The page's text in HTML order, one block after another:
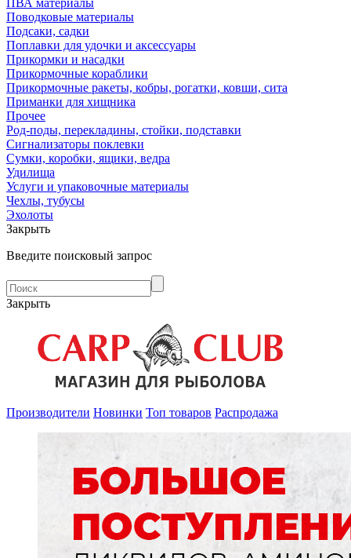
ПВА материалы
Поводковые материалы
Подсаки, садки
Поплавки для удочки и аксессуары
Прикормки и насадки
Прикормочные кораблики
Прикормочные ракеты, кобры, рогатки, ковши, сита
Приманки для хищника
Прочее
Род-поды, перекладины, стойки, подставки
Сигнализаторы поклевки
Сумки, коробки, ящики, ведра
Удилища
Услуги и упаковочные материалы
Чехлы, тубусы
Эхолоты
Закрыть
Введите поисковый запрос
Закрыть
Производители Новинки Топ товаров Распродажа